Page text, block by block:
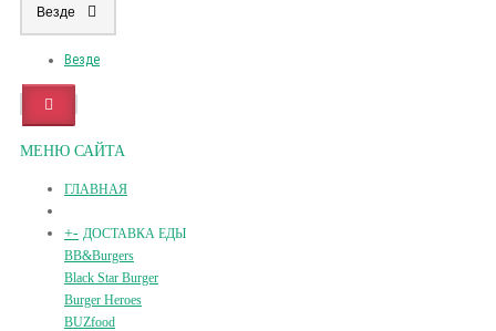
Везде
Везде
МЕНЮ САЙТА
ГЛАВНАЯ
+- ДОСТАВКА ЕДЫ
BB&Burgers
Black Star Burger
Burger Heroes
BUZfood